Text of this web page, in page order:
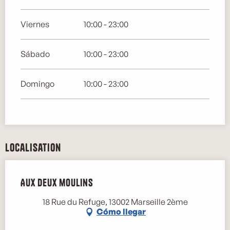
Viernes 10:00 - 23:00
Sábado 10:00 - 23:00
Domingo 10:00 - 23:00
Localisation
Aux deux moulins
18 Rue du Refuge, 13002 Marseille 2ème
Cómo llegar